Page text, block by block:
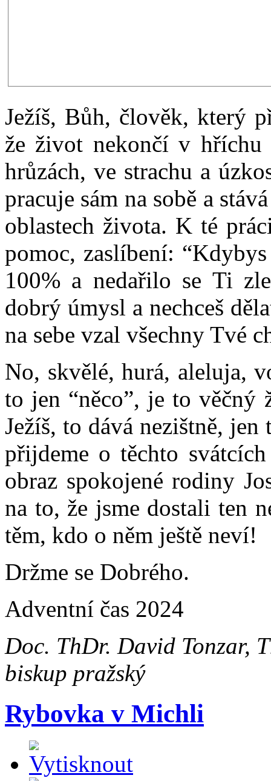
Ježíš, Bůh, člověk, který
že život nekončí v hříchu
hrůzách, ve strachu a
pracuje sám na sobě a
oblastech života. K té
pomoc, zaslíbení:
100% a nedařilo se Ti
dobrý úmysl a nechceš
na sebe vzal všechny Tvé
No, skvělé, hurá, aleluja,
to jen “něco”, je to
Ježíš, to dává nezištně,
přijdeme o těchto
obraz spokojené rodiny
na to, že jsme dostali ten
těm, kdo o něm ještě neví!
Držme se Dobrého.
Adventní čas 2024
Doc. ThDr. David Tonzar,
biskup pražský
Rybovka v Michli